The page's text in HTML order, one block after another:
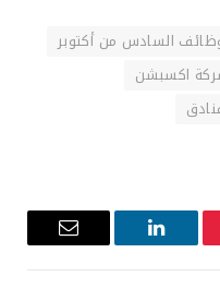
السادس من أكتوبر
اكسبشن
لينكدإن
البريد